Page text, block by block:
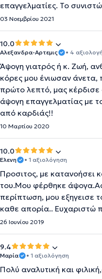
επαγγελματίες. Το
03 Νοεμβρίου 2021
10.0
Αλεξανδρα-Αρτεμις • 4
Άψογη γιατρός ή κ. Ζωή,
κόρες μου ένιωσαν
πρώτο λεπτό, μας
άψογη επαγγελματίας με
από καρδιάς!!
10 Μαρτίου 2020
10.0
Ελενη • 1 αξιολόγηση
Προσιτος, με κατανοήσει
του.Μου φέρθηκε
περίπτωση, μου εξηγεισε
καθε απορία.. Ευχαριστώ
26 Ιουνίου 2019
9.4
Μαρία • 1 αξιολόγηση
Πολύ αναλυτική και